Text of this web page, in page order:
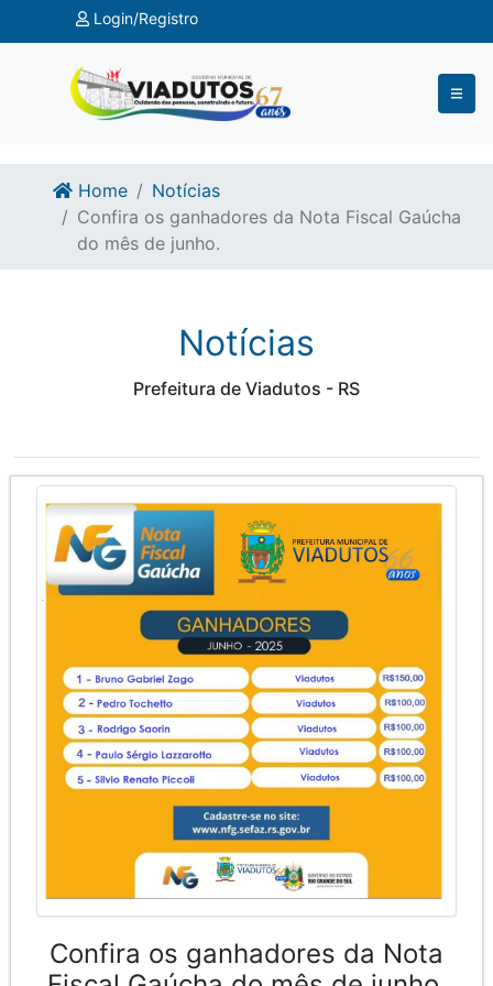
Ir para o conteúdo
Ir para o fim do conteúdo
Login/Registro
Home
Notícias
Confira os ganhadores da Nota Fiscal Gaúcha
do mês de junho.
Notícias
Prefeitura de Viadutos - RS
Confira os ganhadores da Nota